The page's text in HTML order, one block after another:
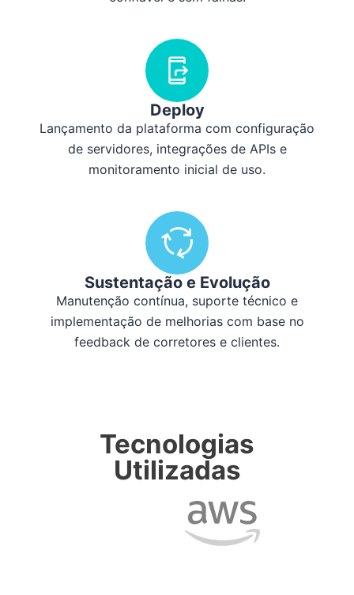
Deploy
Lançamento da plataforma com configuração
de servidores, integrações de APIs e
monitoramento inicial de uso.
Sustentação e Evolução
Manutenção contínua, suporte técnico e
implementação de melhorias com base no
feedback de corretores e clientes.
Tecnologias
Utilizadas